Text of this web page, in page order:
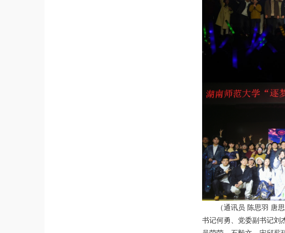
（通讯员 陈思羽 唐
书记何勇、党委副书记刘